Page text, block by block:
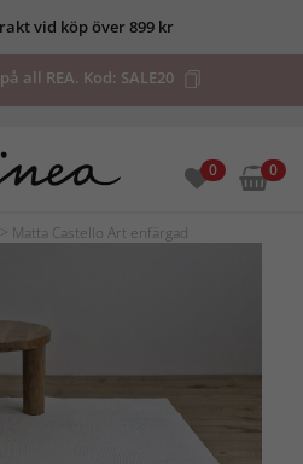
vid köp över 899 kr
all REA. Kod: SALE20
0 0
> Matta Castello Art enfärgad